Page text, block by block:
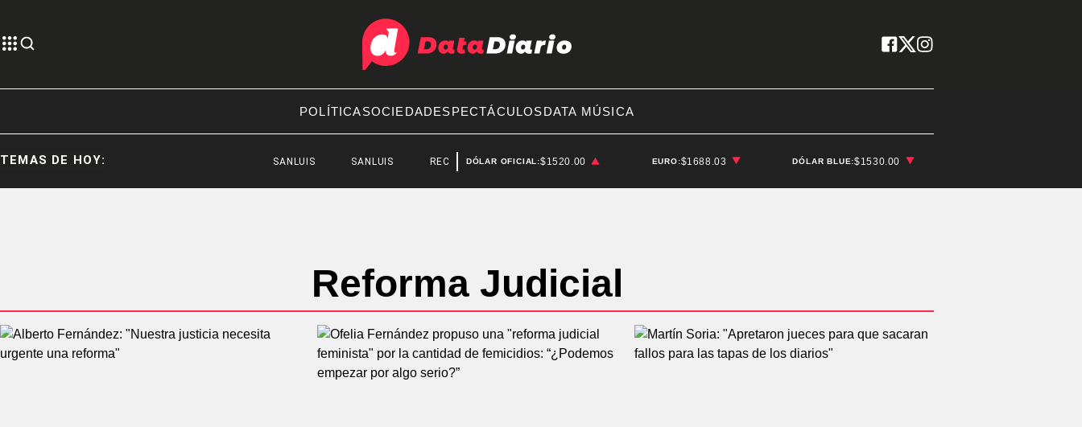
POLÍTICASOCIEDADESPECTÁCULOSDATA MÚSICA
TEMAS DE HOY: SANLUIS SANLUIS RECITALES EN ARGENTINA
DÓLAR OFICIAL:$1520.00 EURO:$1688.03 DÓLAR BLUE:$1530.00
Reforma Judicial